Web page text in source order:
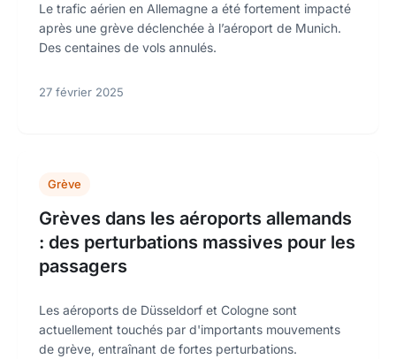
Le trafic aérien en Allemagne a été fortement impacté
après une grève déclenchée à l’aéroport de Munich.
Des centaines de vols annulés.
27 février 2025
Grève
Grèves dans les aéroports allemands
: des perturbations massives pour les
passagers
Les aéroports de Düsseldorf et Cologne sont
actuellement touchés par d'importants mouvements
de grève, entraînant de fortes perturbations.